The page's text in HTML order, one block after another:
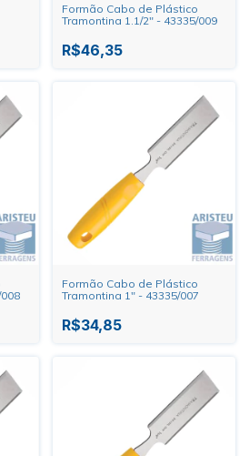
Formão Cabo de Plástico
Tramontina 1.1/2" - 43335/009
R$46,35
Formão Cabo de Plástico
Tramontina 1" - 43335/007
R$34,85